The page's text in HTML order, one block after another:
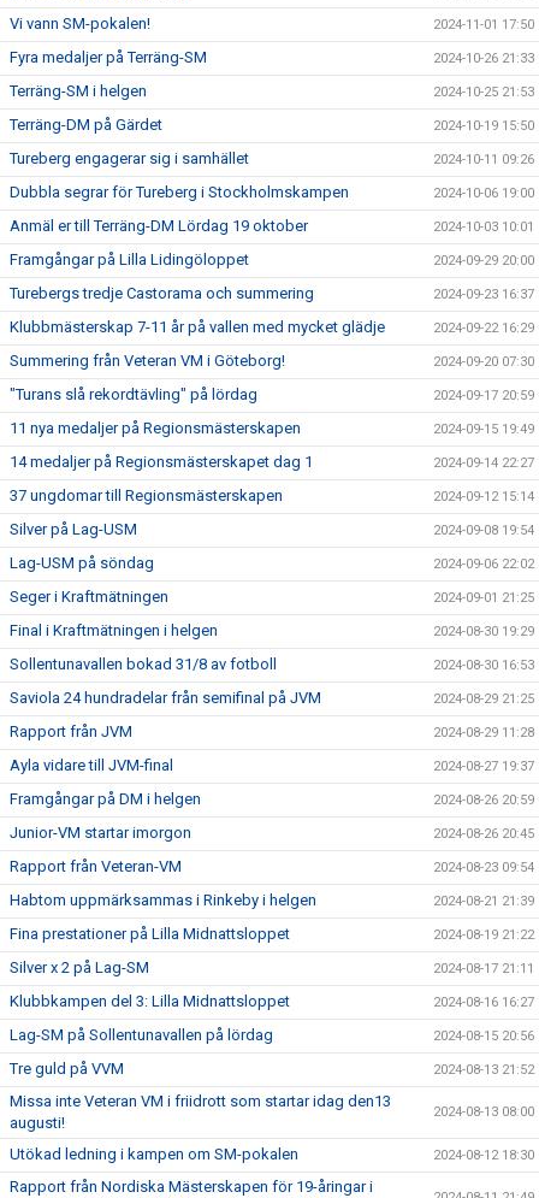
Vi vann SM-pokalen! 2024-11-01 17:50
Fyra medaljer på Terräng-SM 2024-10-26 21:33
Terräng-SM i helgen 2024-10-25 21:53
Terräng-DM på Gärdet 2024-10-19 15:50
Tureberg engagerar sig i samhället 2024-10-11 09:26
Dubbla segrar för Tureberg i Stockholmskampen 2024-10-06 19:00
Anmäl er till Terräng-DM Lördag 19 oktober 2024-10-03 10:01
Framgångar på Lilla Lidingöloppet 2024-09-29 20:00
Turebergs tredje Castorama och summering 2024-09-23 16:37
Klubbmästerskap 7-11 år på vallen med mycket glädje 2024-09-22 16:29
Summering från Veteran VM i Göteborg! 2024-09-20 07:30
"Turans slå rekordtävling" på lördag 2024-09-17 20:59
11 nya medaljer på Regionsmästerskapen 2024-09-15 19:49
14 medaljer på Regionsmästerskapet dag 1 2024-09-14 22:27
37 ungdomar till Regionsmästerskapen 2024-09-12 15:14
Silver på Lag-USM 2024-09-08 19:54
Lag-USM på söndag 2024-09-06 22:02
Seger i Kraftmätningen 2024-09-01 21:25
Final i Kraftmätningen i helgen 2024-08-30 19:29
Sollentunavallen bokad 31/8 av fotboll 2024-08-30 16:53
Saviola 24 hundradelar från semifinal på JVM 2024-08-29 21:25
Rapport från JVM 2024-08-29 11:28
Ayla vidare till JVM-final 2024-08-27 19:37
Framgångar på DM i helgen 2024-08-26 20:59
Junior-VM startar imorgon 2024-08-26 20:45
Rapport från Veteran-VM 2024-08-23 09:54
Habtom uppmärksammas i Rinkeby i helgen 2024-08-21 21:39
Fina prestationer på Lilla Midnattsloppet 2024-08-19 21:22
Silver x 2 på Lag-SM 2024-08-17 21:11
Klubbkampen del 3: Lilla Midnattsloppet 2024-08-16 16:27
Lag-SM på Sollentunavallen på lördag 2024-08-15 20:56
Tre guld på VVM 2024-08-13 21:52
Missa inte Veteran VM i friidrott som startar idag den13
augusti!
2024-08-13 08:00
Utökad ledning i kampen om SM-pokalen 2024-08-12 18:30
Rapport från Nordiska Mästerskapen för 19-åringar i